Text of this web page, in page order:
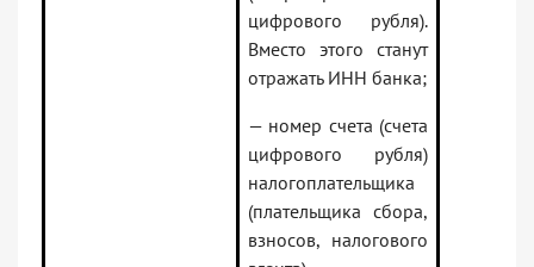
цифрового рубля).
Вместо этого станут
отражать ИНН банка;
— номер счета (счета
цифрового рубля)
налогоплательщика
(плательщика сбора,
взносов, налогового